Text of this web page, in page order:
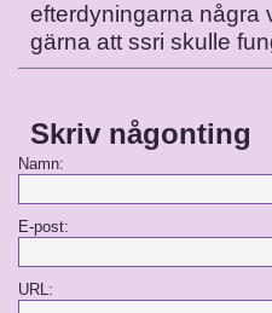
efterdyningarna några
gärna att ssri skulle
Skriv någonting
Namn:
E-post:
URL: